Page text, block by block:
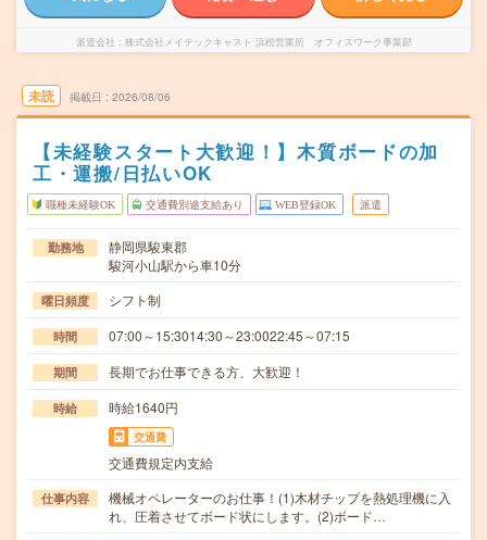
派遣会社 株式会社メイテックキャスト 浜松営業所 オフィスワーク事業部
未読 掲載日 2026/08/06
【未経験スタート大歓迎！】木質ボードの加
工・運搬/日払いOK
職種未経験OK 交通費別途支給あり WEB登録OK 派遣
勤務地
静岡県駿東郡
駿河小山駅から車10分
曜日頻度 シフト制
時間 07:00～15:3014:30～23:0022:45～07:15
期間 長期でお仕事できる方、大歓迎！
時給 時給1640円
交通費
交通費規定内支給
仕事内容
機械オペレーターのお仕事！(1)木材チップを熱処理機に入
れ、圧着させてボード状にします。(2)ボード…